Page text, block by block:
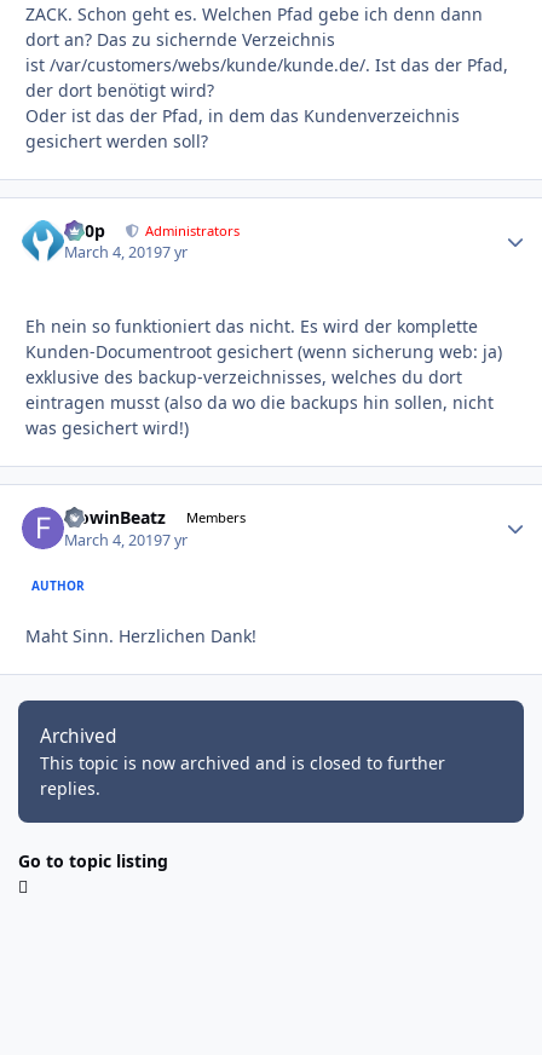
ZACK. Schon geht es. Welchen Pfad gebe ich denn dann
dort an? Das zu sichernde Verzeichnis
ist /var/customers/webs/kunde/kunde.de/. Ist das der Pfad,
der dort benötigt wird?
Oder ist das der Pfad, in dem das Kundenverzeichnis
gesichert werden soll?
d00p Administrators
March 4, 20197 yr
Eh nein so funktioniert das nicht. Es wird der komplette
Kunden-Documentroot gesichert (wenn sicherung web: ja)
exklusive des backup-verzeichnisses, welches du dort
eintragen musst (also da wo die backups hin sollen, nicht
was gesichert wird!)
FlowinBeatz Members
March 4, 20197 yr
AUTHOR
Maht Sinn. Herzlichen Dank!
Archived
This topic is now archived and is closed to further
replies.
Go to topic listing